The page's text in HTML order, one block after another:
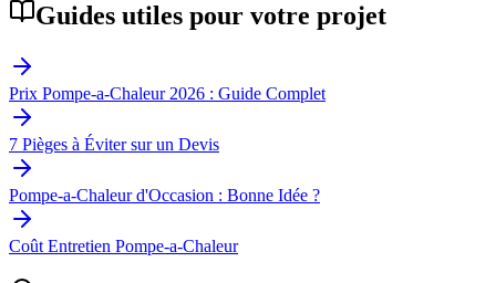
Guides utiles pour votre projet
Prix Pompe-a-Chaleur 2026 : Guide Complet
7 Pièges à Éviter sur un Devis
Pompe-a-Chaleur d'Occasion : Bonne Idée ?
Coût Entretien Pompe-a-Chaleur